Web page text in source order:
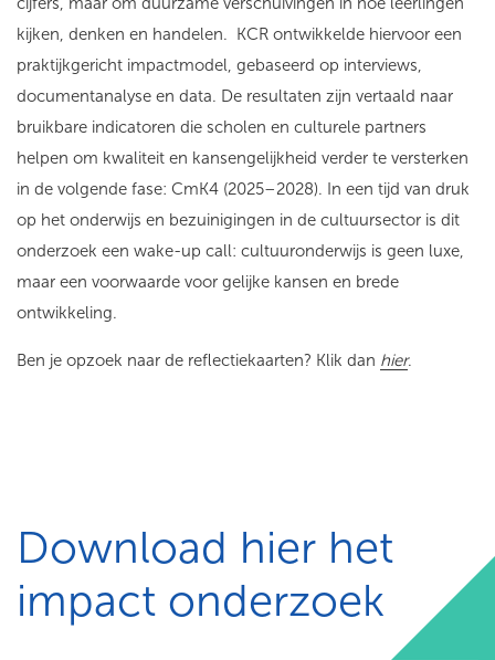
kijken, denken en handelen. KCR ontwikkelde hiervoor een
praktijkgericht impactmodel, gebaseerd op interviews,
documentanalyse en data. De resultaten zijn vertaald naar
bruikbare indicatoren die scholen en culturele partners
helpen om kwaliteit en kansengelijkheid verder te versterken
in de volgende fase: CmK4 (2025–2028). In een tijd van druk
op het onderwijs en bezuinigingen in de cultuursector is dit
onderzoek een wake-up call: cultuuronderwijs is geen luxe,
maar een voorwaarde voor gelijke kansen en brede
ontwikkeling.
Ben je opzoek naar de reflectiekaarten? Klik dan hier.
Download hier het
impact onderzoek